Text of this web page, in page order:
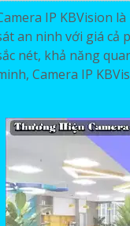
IP KBVision
an ninh với giá cả
nét, khả năng
Camera IP